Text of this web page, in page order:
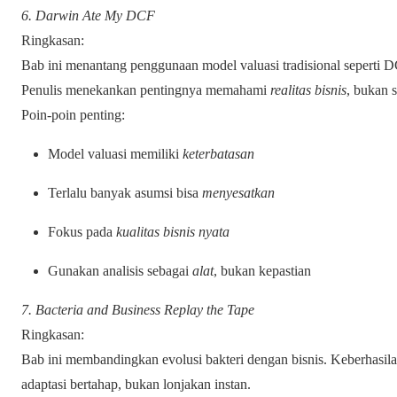
6. Darwin Ate My DCF
Ringkasan:
Bab ini menantang penggunaan model valuasi tradisional seperti
Penulis menekankan pentingnya memahami realitas bisnis, bukan
Poin-poin penting:
Model valuasi memiliki keterbatasan
Terlalu banyak asumsi bisa menyesatkan
Fokus pada kualitas bisnis nyata
Gunakan analisis sebagai alat, bukan kepastian
7. Bacteria and Business Replay the Tape
Ringkasan:
Bab ini membandingkan evolusi bakteri dengan bisnis.
adaptasi bertahap, bukan lonjakan instan.